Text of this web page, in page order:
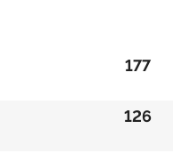
177
126